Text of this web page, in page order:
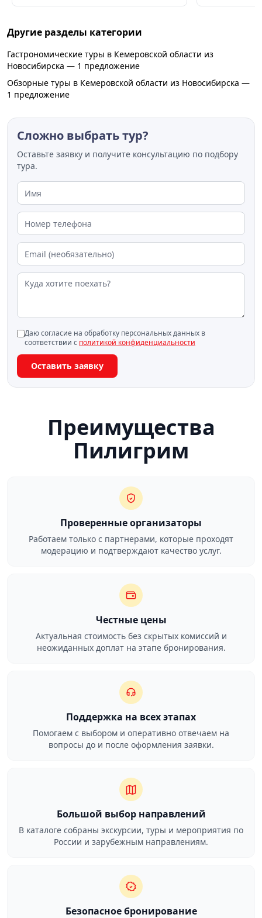
Другие разделы категории
Гастрономические туры в Кемеровской области из
Новосибирска — 1 предложение
Обзорные туры в Кемеровской области из Новосибирска —
1 предложение
Сложно выбрать тур?
Оставьте заявку и получите консультацию по подбору
тура.
Даю согласие на обработку персональных данных в
соответствии с политикой конфиденциальности
Оставить заявку
Преимущества
Пилигрим
Проверенные организаторы
Работаем только с партнерами, которые проходят
модерацию и подтверждают качество услуг.
Честные цены
Актуальная стоимость без скрытых комиссий и
неожиданных доплат на этапе бронирования.
Поддержка на всех этапах
Помогаем с выбором и оперативно отвечаем на
вопросы до и после оформления заявки.
Большой выбор направлений
В каталоге собраны экскурсии, туры и мероприятия по
России и зарубежным направлениям.
Безопасное бронирование